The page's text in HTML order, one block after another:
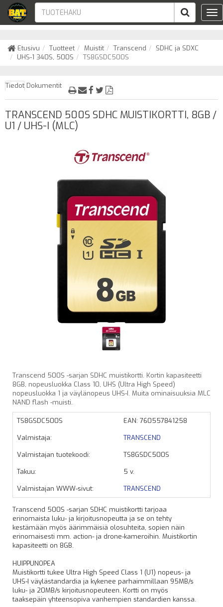
Etusivu Tuotteet Muistit Transcend
SDHC ja SDXC
UHS-1 340S, 500S
TS8GSDC500S
Tiedot Dokumentit
TRANSCEND 500S SDHC MUISTIKORTTI, 8GB /
U1 / UHS-I (MLC)
Transcend 500S -sarjan SDHC muistikortti. Kortin kapasiteetti
8GB, nopeusluokka Class 10, UHS (Ultra High Speed)
nopeusluokka 1 ja väylänopeus UHS-I. Muita ominaisuuksia MLC
NAND flash -muisti.
TS8GSDC500S
EAN: 760557841258
Valmistaja:
TRANSCEND
Valmistajan tuotekoodi:
TS8GSDC500S
Takuu:
5 v.
Valmistajan WWW-sivut:
TRANSCEND
Transcend 500S -sarjan SDHC muistikortti tarjoaa
erinomaista luku- ja kirjoitusnopeutta ja se on tehty
kestämään myös äärimmäisiä olosuhteita, sopien näin
erinomaisesti mm. action- ja drone-kameroihin. Muistikortin
kapasiteetti on 8GB.
HUIPPUNOPEA
Muistikortti tukee Ultra High Speed Class 1 (U1) nopeus- ja
UHS-I väylästandardia ja kykenee parhaimmillaan 95MB/s
luku- ja 20MB/s kirjoitusnopeuteen. Kortti on myös
taaksepäin yhteensopiva vanhempien standardien kanssa.